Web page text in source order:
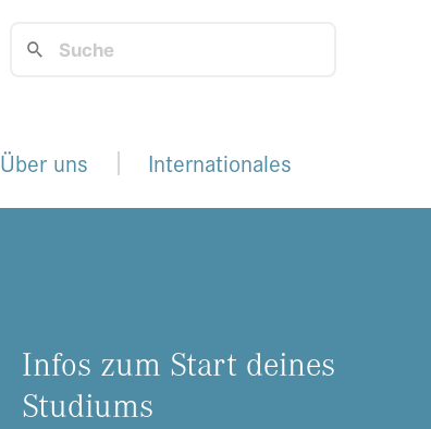
Über uns Internationales
Infos zum Start dei­nes
Stu­di­ums